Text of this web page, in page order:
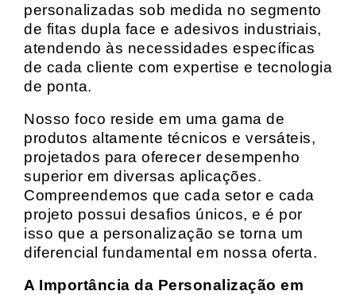
personalizadas sob medida no segmento
de fitas dupla face e adesivos industriais,
atendendo às necessidades específicas
de cada cliente com expertise e tecnologia
de ponta.
Nosso foco reside em uma gama de
produtos altamente técnicos e versáteis,
projetados para oferecer desempenho
superior em diversas aplicações.
Compreendemos que cada setor e cada
projeto possui desafios únicos, e é por
isso que a personalização se torna um
diferencial fundamental em nossa oferta.
A Importância da Personalização em